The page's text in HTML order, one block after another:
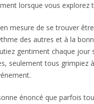
lorsque vous explorez
mesure de se trouver
des autres et à la
gentiment chaque
seulement tous grimpiez
énoncé que parfois